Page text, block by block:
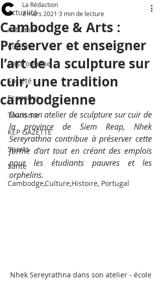
Actualité
Actualité
Culture
Gastronomie
Société
Economie
Tourisme
KEP GAZETTE
Sports
Santé
Cambodge,Culture,Histoire, Portugal
Cambodge & Arts :
Préserver et enseigner
l’art de la sculpture sur
cuir, une tradition
cambodgienne
La Rédaction
2 mars 2021 3 min de lecture
Dans son atelier de sculpture sur cuir de
la province de Siem Reap, Nhek
Sereyrathna contribue à préserver cette
forme d’art tout en créant des emplois
pour les étudiants pauvres et les
orphelins.
Nhek Sereyrathna dans son atelier - école